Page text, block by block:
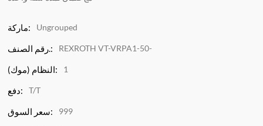
ماركة: Ungrouped
رقم الصنف.: REXROTH VT-VRPA1-50-
النظام (موك): 1
دفع: T/T
سعر السوق: 999